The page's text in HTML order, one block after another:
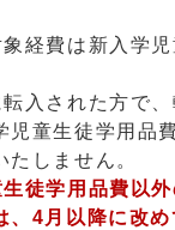
経費は新入学児
入された方で、
児童生徒学用品
しません。
徒学用品費以
、4月以降に改め